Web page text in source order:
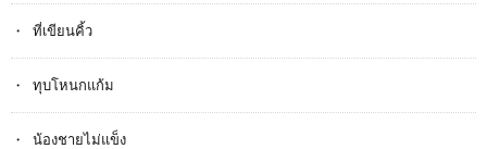
ที่เขียนคิ้ว
ทุบโหนกแก้ม
น้องชายไม่แข็ง